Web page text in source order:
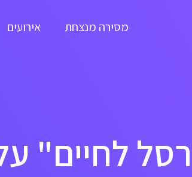
מסירה מנצחת אירועים
לחיים"